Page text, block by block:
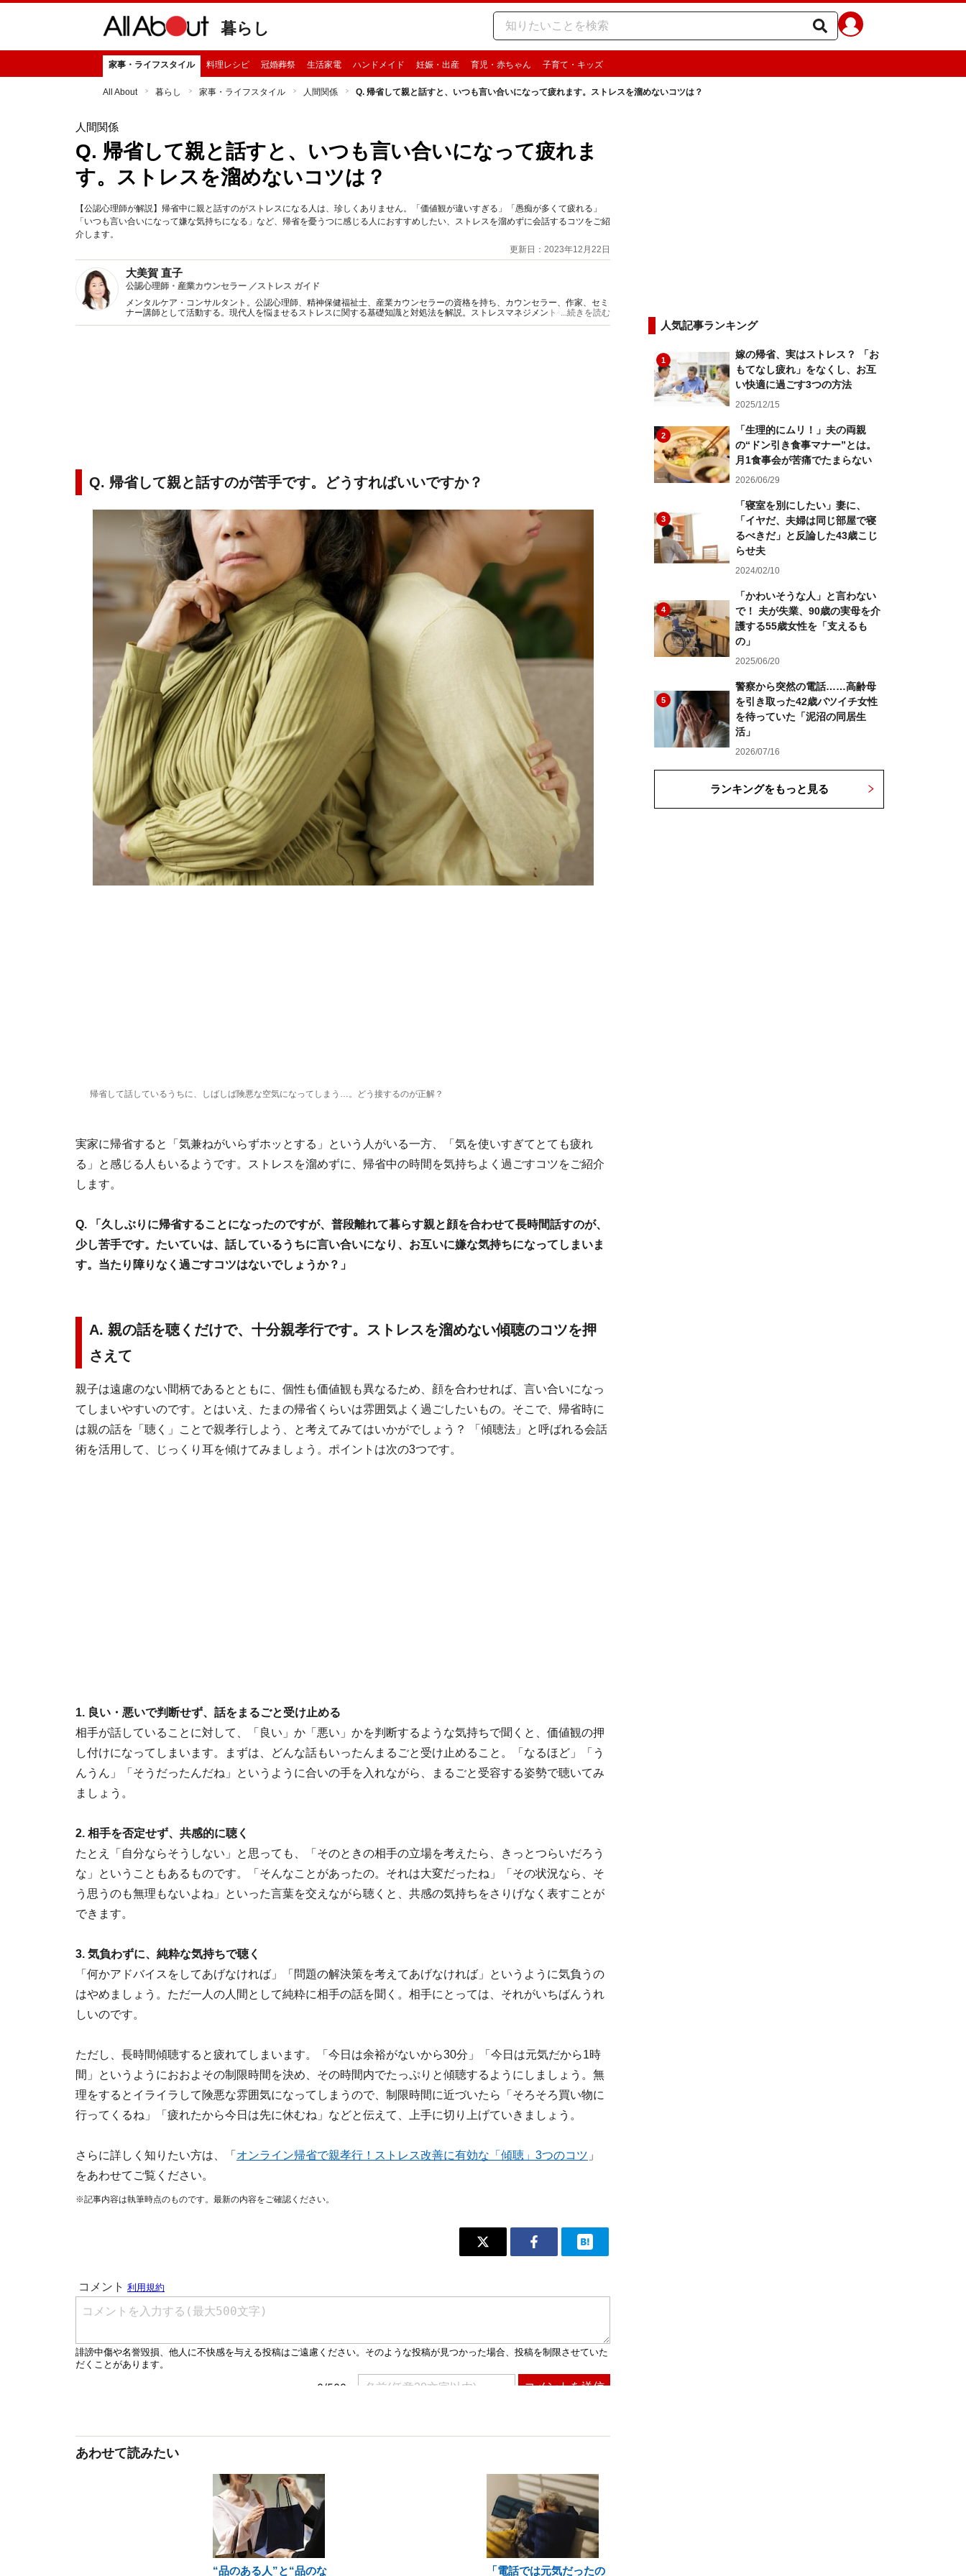
暮らし
家事・ライフスタイル 料理レシピ 冠婚葬祭 生活家電 ハンドメイド 妊娠・出産 育児・赤ちゃん 子育て・キッズ
All About 暮らし 家事・ライフスタイル 人間関係 Q. 帰省して親と話すと、いつも言い合いになって疲れます。ストレスを溜めないコツは？
人間関係
Q. 帰省して親と話すと、いつも言い合いになって疲れま
す。ストレスを溜めないコツは？
【公認心理師が解説】帰省中に親と話すのがストレスになる人は、珍しくありません。「価値観が違いすぎる」「愚痴が多くて疲れる」
「いつも言い合いになって嫌な気持ちになる」など、帰省を憂うつに感じる人におすすめしたい、ストレスを溜めずに会話するコツをご紹
介します。
更新日：2023年12月22日
大美賀 直子
公認心理師・産業カウンセラー ／ストレス ガイド
メンタルケア・コンサルタント。公認心理師、精神保健福祉士、産業カウンセラーの資格を持ち、カウンセラー、作家、セミ
ナー講師として活動する。現代人を悩ませるストレスに関する基礎知識と対処法を解説。ストレスマネジメントやメンタルケ
アに関する著書・監修多数。
...続きを読む
Q. 帰省して親と話すのが苦手です。どうすればいいですか？
帰省して話しているうちに、しばしば険悪な空気になってしまう…。どう接するのが正解？
実家に帰省すると「気兼ねがいらずホッとする」という人がいる一方、「気を使いすぎてとても疲れ
る」と感じる人もいるようです。ストレスを溜めずに、帰省中の時間を気持ちよく過ごすコツをご紹介
します。
Q. 「久しぶりに帰省することになったのですが、普段離れて暮らす親と顔を合わせて長時間話すのが、
少し苦手です。たいていは、話しているうちに言い合いになり、お互いに嫌な気持ちになってしまいま
す。当たり障りなく過ごすコツはないでしょうか？」
A. 親の話を聴くだけで、十分親孝行です。ストレスを溜めない傾聴のコツを押
さえて
親子は遠慮のない間柄であるとともに、個性も価値観も異なるため、顔を合わせれば、言い合いになっ
てしまいやすいのです。とはいえ、たまの帰省くらいは雰囲気よく過ごしたいもの。そこで、帰省時に
は親の話を「聴く」ことで親孝行しよう、と考えてみてはいかがでしょう？ 「傾聴法」と呼ばれる会話
術を活用して、じっくり耳を傾けてみましょう。ポイントは次の3つです。
1. 良い・悪いで判断せず、話をまるごと受け止める
相手が話していることに対して、「良い」か「悪い」かを判断するような気持ちで聞くと、価値観の押
し付けになってしまいます。まずは、どんな話もいったんまるごと受け止めること。「なるほど」「う
んうん」「そうだったんだね」というように合いの手を入れながら、まるごと受容する姿勢で聴いてみ
ましょう。
2. 相手を否定せず、共感的に聴く
たとえ「自分ならそうしない」と思っても、「そのときの相手の立場を考えたら、きっとつらいだろう
な」ということもあるものです。「そんなことがあったの。それは大変だったね」「その状況なら、そ
う思うのも無理もないよね」といった言葉を交えながら聴くと、共感の気持ちをさりげなく表すことが
できます。
3. 気負わずに、純粋な気持ちで聴く
「何かアドバイスをしてあげなければ」「問題の解決策を考えてあげなければ」というように気負うの
はやめましょう。ただ一人の人間として純粋に相手の話を聞く。相手にとっては、それがいちばんうれ
しいのです。
ただし、長時間傾聴すると疲れてしまいます。「今日は余裕がないから30分」「今日は元気だから1時
間」というようにおおよその制限時間を決め、その時間内でたっぷりと傾聴するようにしましょう。無
理をするとイライラして険悪な雰囲気になってしまうので、制限時間に近づいたら「そろそろ買い物に
行ってくるね」「疲れたから今日は先に休むね」などと伝えて、上手に切り上げていきましょう。
さらに詳しく知りたい方は、「 オンライン帰省で親孝行！ストレス改善に有効な「傾聴」3つのコツ 」
をあわせてご覧ください。
※記事内容は執筆時点のものです。最新の内容をご確認ください。
あわせて読みたい
“品のある人”と“品のな 「電話では元気だったの
人気記事ランキング
1
嫁の帰省、実はストレス？ 「お
もてなし疲れ」をなくし、お互
い快適に過ごす3つの方法
2025/12/15
2
「生理的にムリ！」夫の両親
の“ドン引き食事マナー”とは。
月1食事会が苦痛でたまらない
2026/06/29
3
「寝室を別にしたい」妻に、
「イヤだ、夫婦は同じ部屋で寝
るべきだ」と反論した43歳こじ
らせ夫
2024/02/10
4
「かわいそうな人」と言わない
で！ 夫が失業、90歳の実母を介
護する55歳女性を「支えるも
の」
2025/06/20
5
警察から突然の電話……高齢母
を引き取った42歳バツイチ女性
を待っていた「泥沼の同居生
活」
2026/07/16
ランキングをもっと見る